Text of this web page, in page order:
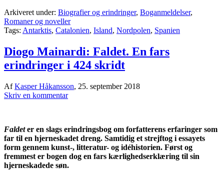
Arkiveret under: Biografier og erindringer, Boganmeldelser,
Romaner og noveller
Tags: Antarktis, Catalonien, Island, Nordpolen, Spanien
Diogo Mainardi: Faldet. En fars
erindringer i 424 skridt
AfKasper Håkansson, 25. september 2018
Skriv en kommentar
Faldeter en slags erindringsbog om forfatterens erfaringer som
far til en hjerneskadet dreng. Samtidig et strejftog i essayets
form gennem kunst-, litteratur- og idéhistorien. Først og
fremmest er bogen dog en fars kærlighedserklæring til sin
hjerneskadede søn.